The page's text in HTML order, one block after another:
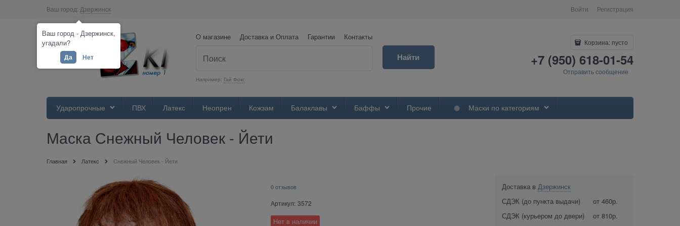
Ваш город: Дзержинск Войти Регистрация
О магазине Доставка и Оплата Гарантии Контакты
Например: Гай Фокс
Найти
Корзина: пусто
+7 (950) 618-01-54
Отправить сообщение
Ударопрочные ПВХ Латекс Неопрен Кожзам Балаклавы Баффы Прочие Маски по категориям
Маска Снежный Человек - Йети
Главная Латекс Снежный Человек - Йети
0 отзывов
Артикул: 3572
Нет в наличии
Доставка в Дзержинск
СДЭК (до пункта выдачи)
от 460р.
СДЭК (курьером до двери)
от 810р.
Ваш город - Дзержинск,
угадали?
Да Нет